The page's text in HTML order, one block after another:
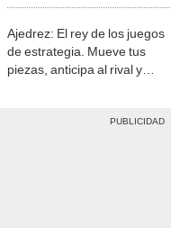
Ajedrez: El rey de los juegos
de estrategia. Mueve tus
piezas, anticipa al rival y